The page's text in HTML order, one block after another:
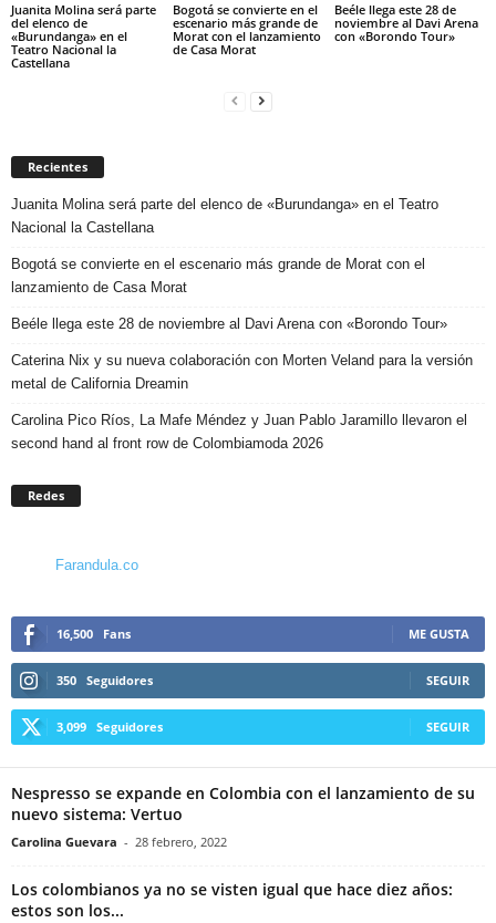
Juanita Molina será parte
del elenco de
«Burundanga» en el
Teatro Nacional la
Castellana
Bogotá se convierte en el
escenario más grande de
Morat con el lanzamiento
de Casa Morat
Beéle llega este 28 de
noviembre al Davi Arena
con «Borondo Tour»
Recientes
Juanita Molina será parte del elenco de «Burundanga» en el Teatro
Nacional la Castellana
Bogotá se convierte en el escenario más grande de Morat con el
lanzamiento de Casa Morat
Beéle llega este 28 de noviembre al Davi Arena con «Borondo Tour»
Caterina Nix y su nueva colaboración con Morten Veland para la versión
metal de California Dreamin
Carolina Pico Ríos, La Mafe Méndez y Juan Pablo Jaramillo llevaron el
second hand al front row de Colombiamoda 2026
Redes
Farandula.co
16,500 Fans ME GUSTA
350 Seguidores SEGUIR
3,099 Seguidores SEGUIR
Nespresso se expande en Colombia con el lanzamiento de su
nuevo sistema: Vertuo
Carolina Guevara - 28 febrero, 2022
Los colombianos ya no se visten igual que hace diez años:
estos son los...